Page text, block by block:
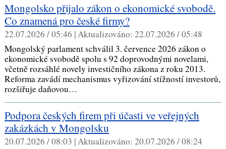
Mongolsko přijalo zákon o ekonomické svobodě.
Co znamená pro české firmy?
22.07.2026 / 05:46 |Aktualizováno: 22.07.2026 / 05:48
Mongolský parlament schválil 3. července 2026 zákon o
ekonomické svobodě spolu s 92 doprovodnými novelami,
včetně rozsáhlé novely investičního zákona z roku 2013.
Reforma zavádí mechanismus vyřizování stížností investorů,
rozšiřuje daňovou…
Podpora českých firem při účasti ve veřejných
zakázkách v Mongolsku
20.07.2026 / 08:03 |Aktualizováno: 20.07.2026 / 08:24